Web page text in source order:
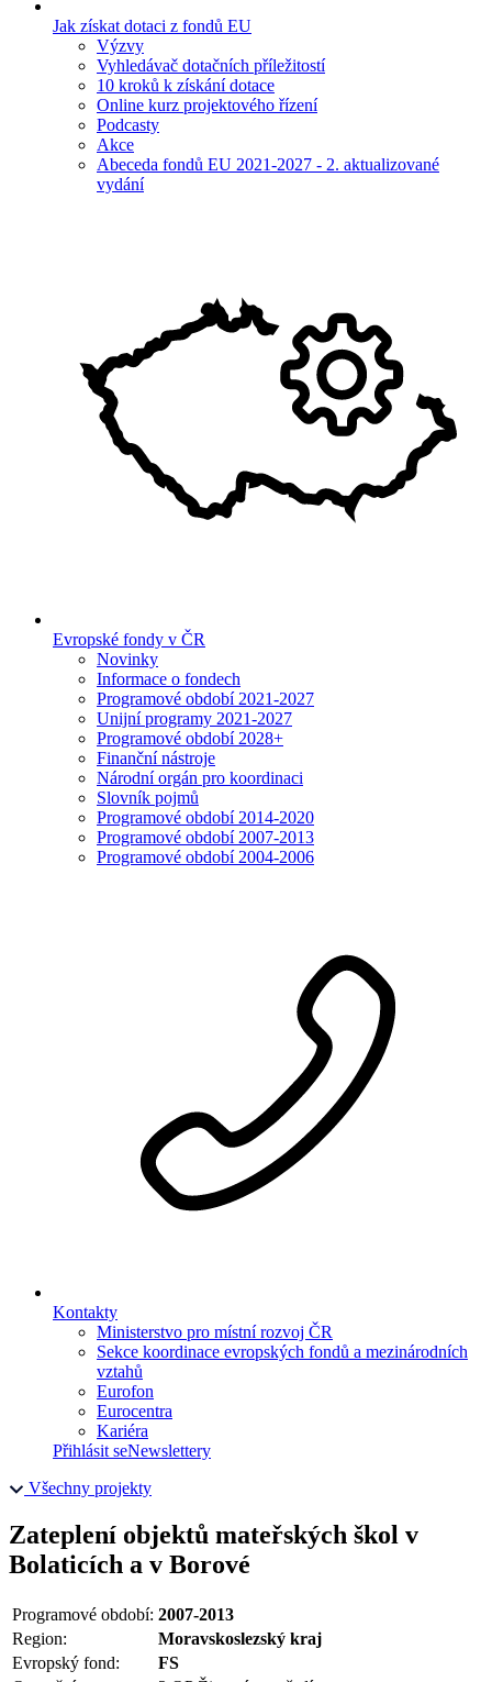
Jak získat dotaci z fondů EU
Výzvy
Vyhledávač dotačních příležitostí
10 kroků k získání dotace
Online kurz projektového řízení
Podcasty
Akce
Abeceda fondů EU 2021-2027 - 2. aktualizované
vydání
Evropské fondy v ČR
Novinky
Informace o fondech
Programové období 2021-2027
Unijní programy 2021-2027
Programové období 2028+
Finanční nástroje
Národní orgán pro koordinaci
Slovník pojmů
Programové období 2014-2020
Programové období 2007-2013
Programové období 2004-2006
Kontakty
Ministerstvo pro místní rozvoj ČR
Sekce koordinace evropských fondů a mezinárodních
vztahů
Eurofon
Eurocentra
Kariéra
Přihlásit seNewslettery
Všechny projekty
Zateplení objektů mateřských škol v
Bolaticích a v Borové
Programové období: 2007-2013
Region:
Moravskoslezský kraj
Evropský fond:
FS